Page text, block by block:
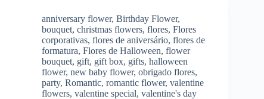
anniversary flower, Birthday Flower,
bouquet, christmas flowers, flores, Flores
corporativas, flores de aniversário, flores de
formatura, Flores de Halloween, flower
bouquet, gift, gift box, gifts, halloween
flower, new baby flower, obrigado flores,
party, Romantic, romantic flower, valentine
flowers, valentine special, valentine's day